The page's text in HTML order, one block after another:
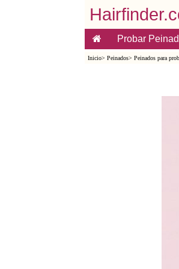
Probar
Inicio> Peinados> Peinados para